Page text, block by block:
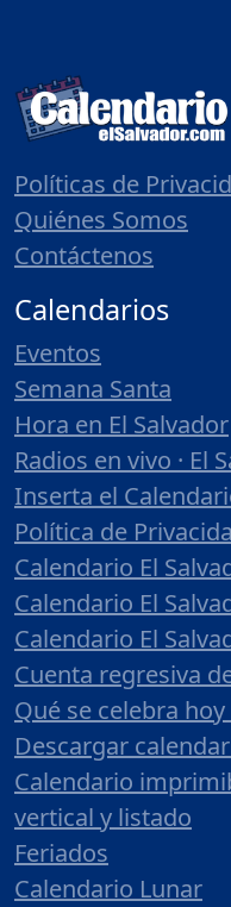
Políticas de
Quiénes Somos
Contáctenos
Calendarios
Eventos
Semana Santa
Hora en El Salvador
Radios en vivo · El
Inserta el
Política de
Calendario El
Calendario El
Calendario El
Cuenta regresiva
Qué se celebra
Descargar
Calendario
vertical y listado
Feriados
Calendario Lunar